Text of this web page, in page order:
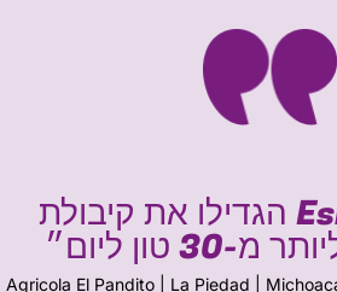
״Eshet Eilon הגדילו את קיבולת
טון ליום״